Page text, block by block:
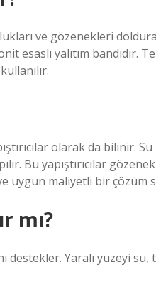
ve gözenekleri
esaslı yalıtım bandıdır.
olarak da bilinir. Su
Bu yapıştırıcılar
uygun maliyetli bir çözüm
mı?
destekler. Yaralı yüzeyi